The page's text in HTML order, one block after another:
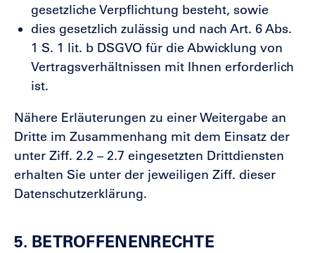
gesetzliche Verpflichtung besteht, sowie
dies gesetzlich zulässig und nach Art. 6 Abs.
1 S. 1 lit. b DSGVO für die Abwicklung von
Vertragsverhältnissen mit Ihnen erforderlich
ist.
Nähere Erläuterungen zu einer Weitergabe an
Dritte im Zusammenhang mit dem Einsatz der
unter Ziff. 2.2 – 2.7 eingesetzten Drittdiensten
erhalten Sie unter der jeweiligen Ziff. dieser
Datenschutzerklärung.
5. BETROFFENENRECHTE